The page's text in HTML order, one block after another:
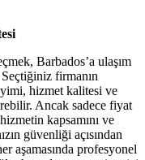
Barbados’a ulaşım
firmanın
hizmet kalitesi ve
Ancak sadece fiyat
kapsamını ve
güvenliği açısından
aşamasında profesyonel